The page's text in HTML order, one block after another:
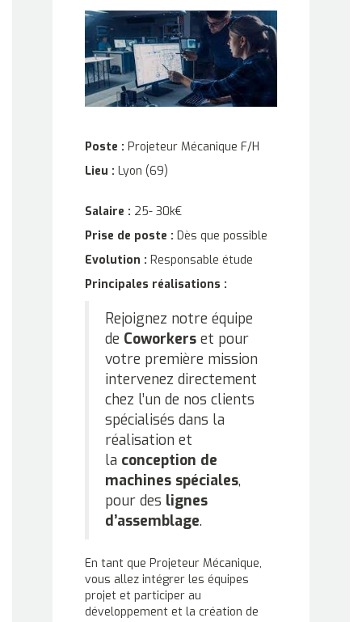
Poste : Projeteur Mécanique F/H
Lieu : Lyon (69)
Salaire : 25- 30k€
Prise de poste : Dès que possible
Evolution : Responsable étude
Principales réalisations :
Rejoignez notre équipe
de Coworkers et pour
votre première mission
intervenez directement
chez l’un de nos clients
spécialisés dans la
réalisation et
la conception de
machines spéciales,
pour des lignes
d’assemblage.
En tant que Projeteur Mécanique,
vous allez intégrer les équipes
projet et participer au
développement et la création de